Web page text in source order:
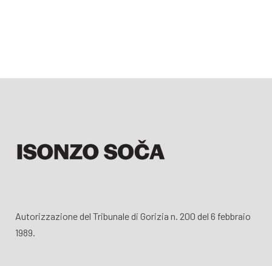
Autorizzazione del Tribunale di Gorizia n. 200 del 6 febbraio
1989.